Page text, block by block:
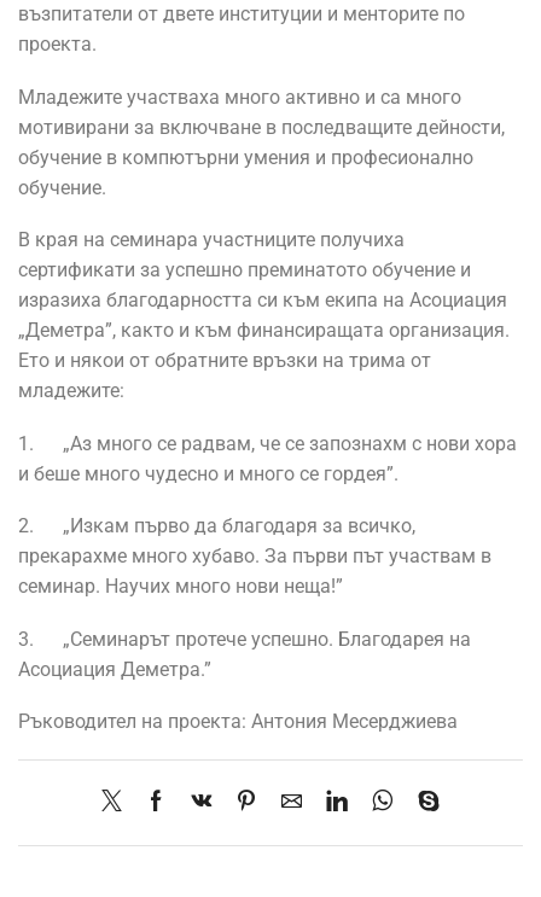
възпитатели от двете институции и менторите по
проекта.
Младежите участваха много активно и са много
мотивирани за включване в последващите дейности,
обучение в компютърни умения и професионално
обучение.
В края на семинара участниците получиха
сертификати за успешно преминатото обучение и
изразиха благодарността си към екипа на Асоциация
„Деметра”, както и към финансиращата организация.
Ето и някои от обратните връзки на трима от
младежите:
1. „Аз много се радвам, че се запознахм с нови хора
и беше много чудесно и много се гордея”.
2. „Изкам първо да благодаря за всичко,
прекарахме много хубаво. За първи път участвам в
семинар. Научих много нови неща!”
3. „Семинарът протече успешно. Благодарея на
Асоциация Деметра.”
Ръководител на проекта: Антония Месерджиева